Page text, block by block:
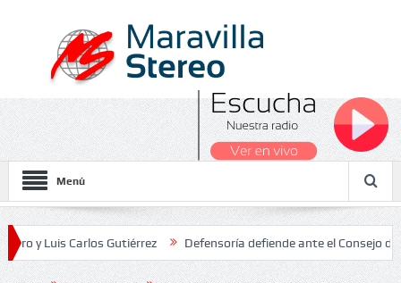
Menú
Carlos Gutiérrez Defensoría defiende ante el Consejo de Estado
2026